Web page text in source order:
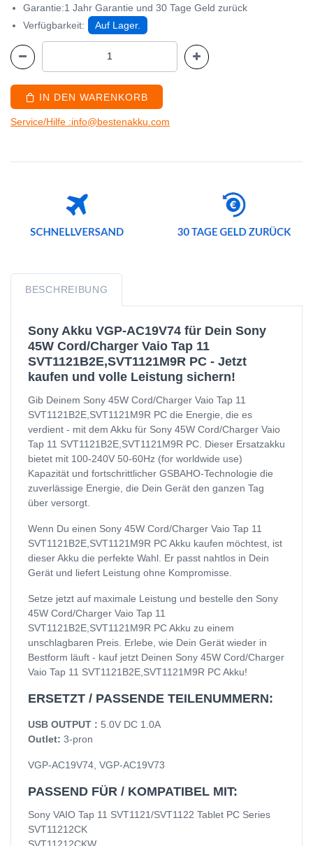
Garantie:1 Jahr Garantie und 30 Tage Geld zurück
Verfügbarkeit:
Auf Lager.
IN DEN WARENKORB
Service/Hilfe :info@bestenakku.com
BESCHREIBUNG
Sony Akku VGP-AC19V74 für Dein Sony
45W Cord/Charger Vaio Tap 11
SVT1121B2E,SVT1121M9R PC - Jetzt
kaufen und volle Leistung sichern!
Gib Deinem Sony 45W Cord/Charger Vaio Tap 11
SVT1121B2E,SVT1121M9R PC die Energie, die es
verdient - mit dem Akku für Sony 45W Cord/Charger Vaio
Tap 11 SVT1121B2E,SVT1121M9R PC. Dieser Ersatzakku
bietet mit 100-240V 50-60Hz (for worldwide use)
Kapazität und fortschrittlicher GSBAHO-Technologie die
zuverlässige Energie, die Dein Gerät den ganzen Tag
über versorgt.
Wenn Du einen Sony 45W Cord/Charger Vaio Tap 11
SVT1121B2E,SVT1121M9R PC Akku kaufen möchtest, ist
dieser Akku die perfekte Wahl. Er passt nahtlos in Dein
Gerät und liefert Leistung ohne Kompromisse.
Setze jetzt auf maximale Leistung und bestelle den Sony
45W Cord/Charger Vaio Tap 11
SVT1121B2E,SVT1121M9R PC Akku zu einem
unschlagbaren Preis. Erlebe, wie Dein Gerät wieder in
Bestform läuft - kauf jetzt Deinen Sony 45W Cord/Charger
Vaio Tap 11 SVT1121B2E,SVT1121M9R PC Akku!
ERSETZT / PASSENDE TEILENUMMERN:
USB OUTPUT : 5.0V DC 1.0A
Outlet: 3-pron
VGP-AC19V74, VGP-AC19V73
PASSEND FÜR / KOMPATIBEL MIT:
Sony VAIO Tap 11 SVT1121/SVT1122 Tablet PC Series
SVT11212CK